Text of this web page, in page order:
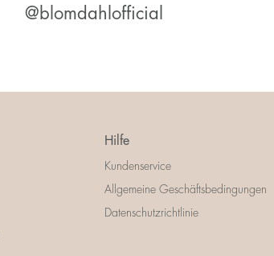
@blomdahlofficial
Hilfe
Kundenservice
Allgemeine Geschäftsbedingungen
Datenschutzrichtlinie